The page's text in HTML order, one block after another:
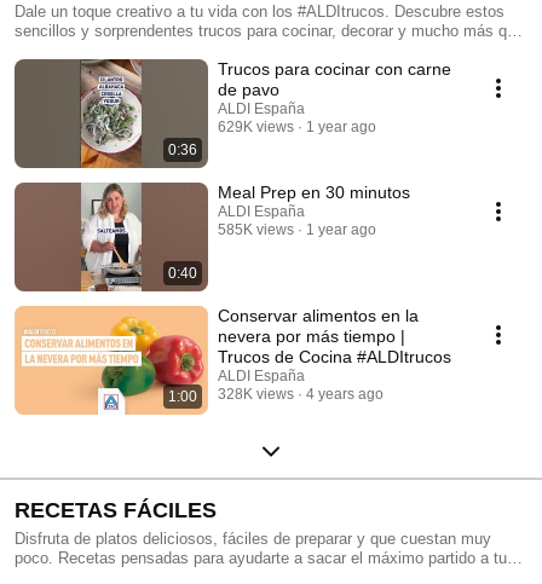
Dale un toque creativo a tu vida con los #ALDItrucos. Descubre estos
sencillos y sorprendentes trucos para cocinar, decorar y mucho más que
#QuéPocoCuestaComprarBien
0:36
Trucos para cocinar con carne
de pavo
ALDI España
629K views
1 year ago
0:40
Meal Prep en 30 minutos
ALDI España
585K views
1 year ago
1:00
Conservar alimentos en la
nevera por más tiempo |
Trucos de Cocina #ALDItrucos​
ALDI España
328K views
4 years ago
RECETAS FÁCILES
Disfruta de platos deliciosos, fáciles de preparar y que cuestan muy
poco. Recetas pensadas para ayudarte a sacar el máximo partido a tu